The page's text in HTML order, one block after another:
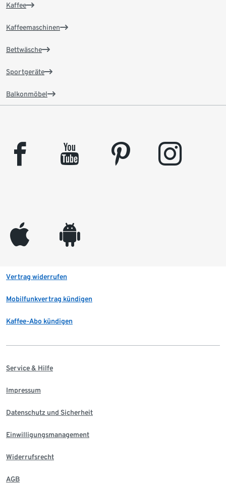
Kaffee
Kaffeemaschinen
Bettwäsche
Sportgeräte
Balkonmöbel
facebook youtube pinterest instagram
appleinc android
Vertrag widerrufen
Mobilfunkvertrag kündigen
Kaffee-Abo kündigen
Service & Hilfe
Impressum
Datenschutz und Sicherheit
Einwilligungsmanagement
Widerrufsrecht
AGB